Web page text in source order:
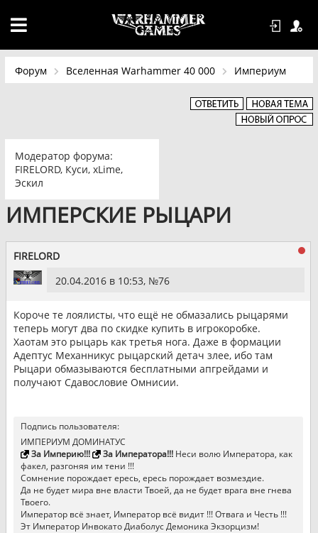
Форум Вселенная Warhammer 40 000 Империум
Модератор форума:
FIRELORD, Куси, xLime,
Эскил
ИМПЕРСКИЕ РЫЦАРИ
FIRELORD
20.04.2016 в 10:53, №76
Короче те лоялисты, что ещё не обмазались рыцарями
теперь могут два по скидке купить в игрокоробке.
Хаотам это рыцарь как третья нога. Даже в формации
Адептус Механникус рыцарский детач злее, ибо там
Рыцари обмазываются бесплатными апгрейдами и
получают Сдавословие Омнисии.
Подпись пользователя:
ИМПЕРИУМ ДОМИНАТУС
За Империю!!!
За Императора!!!Неси волю Императора, как
факел, разгоняя им тени !!!
Сомнение порождает ересь, ересь порождает возмездие.
Да не будет мира вне власти Твоей, да не будет врага вне гнева
Твоего.
Император всё знает, Император всё видит !!! Отвага и Честь !!!
Эт Император Инвокато Диаболус Демоника Экзорцизм!